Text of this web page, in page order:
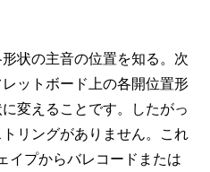
状の主音の位置を知る。次
ットボード上の各開位置形
変えることです。したがっ
リングがありません。これ
イプからバレコードまたは